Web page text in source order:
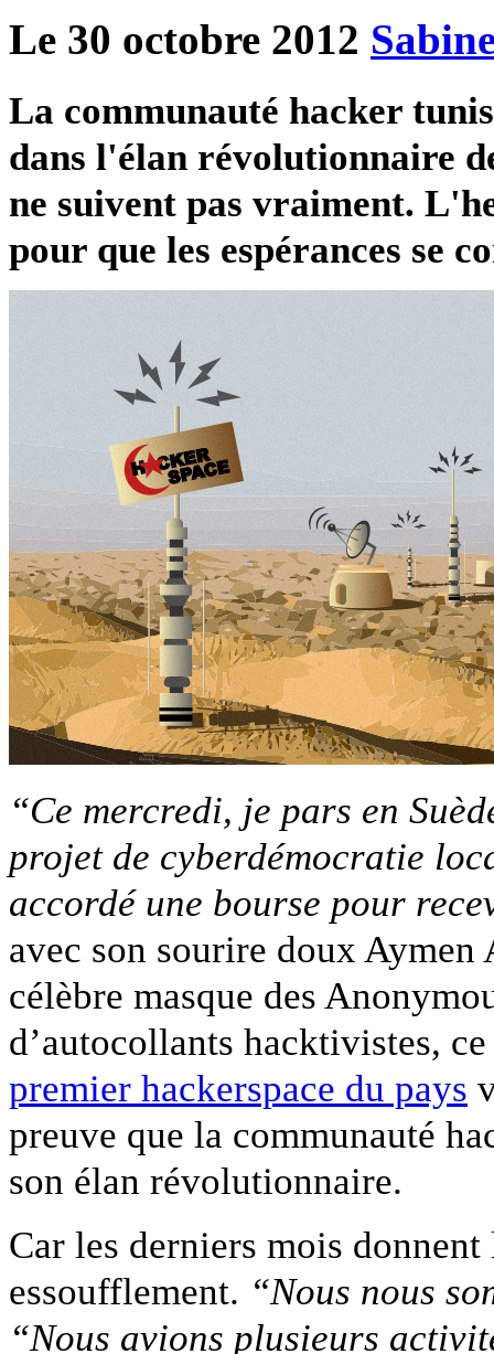
Le 30 octobre 2012
La communauté hacker
dans l'élan révolutionnaire
ne suivent pas vraiment.
pour que les espérances se
“Ce mercredi, je pars en
projet de cyberdémocratie
accordé une bourse pour
avec son sourire doux
célèbre masque des
d’autocollants hacktivistes,
premier hackerspace du pays
preuve que la communauté
son élan révolutionnaire.
Car les derniers mois
essoufflement. “Nous nous
“Nous avions plusieurs